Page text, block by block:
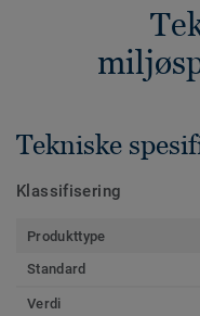
Tekniske
Klassifisering
Produkttype
Standard
Verdi